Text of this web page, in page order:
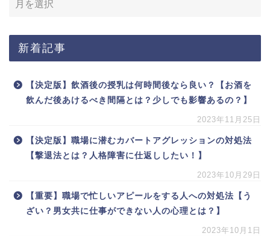
新着記事
【決定版】飲酒後の授乳は何時間後なら良い？【お酒を
飲んだ後あけるべき間隔とは？少しでも影響あるの？】
2023年11月25日
【決定版】職場に潜むカバートアグレッションの対処法
【撃退法とは？人格障害に仕返ししたい！】
2023年10月29日
【重要】職場で忙しいアピールをする人への対処法【う
ざい？男女共に仕事ができない人の心理とは？】
2023年10月1日